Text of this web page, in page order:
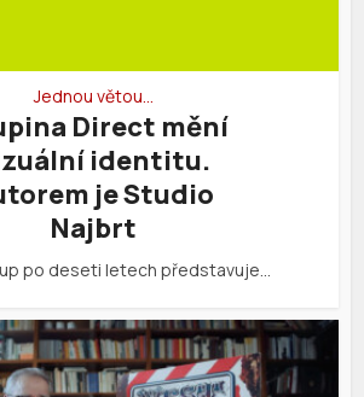
Jednou větou…
Direct mění
identitu.
je Studio
Najbrt
po deseti letech představuje…